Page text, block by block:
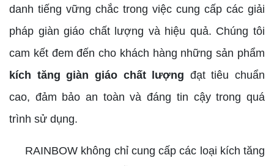
danh tiếng vững chắc trong việc cung cấp các giải
pháp giàn giáo chất lượng và hiệu quả. Chúng tôi
cam kết đem đến cho khách hàng những sản phẩm
kích tăng giàn giáo chất lượng đạt tiêu chuẩn
cao, đảm bảo an toàn và đáng tin cậy trong quá
trình sử dụng.
RAINBOW không chỉ cung cấp các loại kích tăng